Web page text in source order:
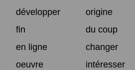
développer
origine
fin
du coup
en ligne
changer
oeuvre
intéresser